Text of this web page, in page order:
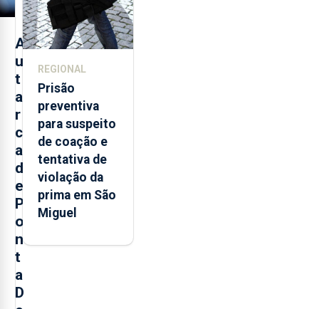
A
u
t
a
r
c
a
d
e
P
o
n
t
a
D
REGIONAL
Prisão
preventiva
para suspeito
de coação e
tentativa de
violação da
prima em São
Miguel